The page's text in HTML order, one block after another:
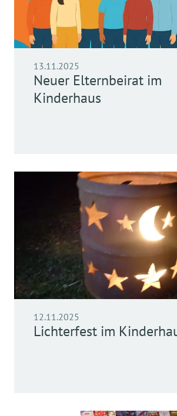
13.11.2025
Neuer Elternbeirat im
Kinderhaus
12.11.2025
Lichterfest im